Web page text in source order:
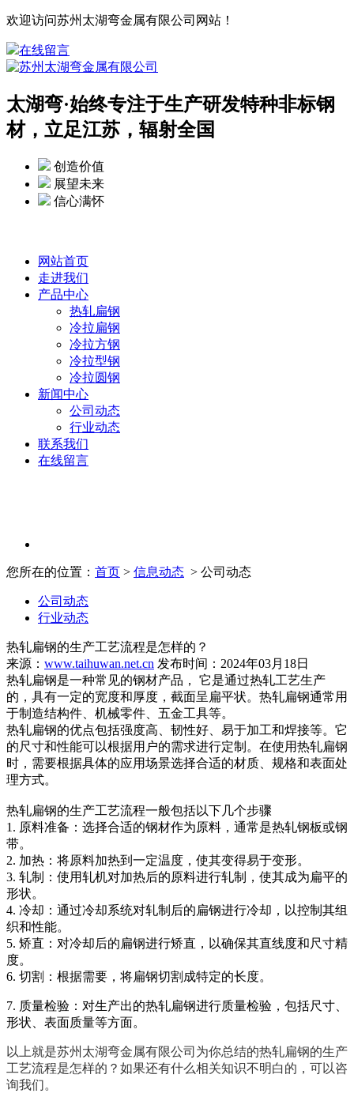
欢迎访问苏州太湖弯金属有限公司网站！
在线留言
太湖弯·始终专注于生产研发特种非标钢
材，立足江苏，辐射全国
创造价值
展望未来
信心满怀
网站首页
走进我们
产品中心
热轧扁钢
冷拉扁钢
冷拉方钢
冷拉型钢
冷拉圆钢
新闻中心
公司动态
行业动态
联系我们
在线留言
您所在的位置： 首页 > 信息动态 > 公司动态
公司动态
行业动态
热轧扁钢的生产工艺流程是怎样的？
来源： www.taihuwan.net.cn 发布时间：2024年03月18日
热轧扁钢是一种常见的钢材产品， 它是通过热轧工艺生产
的，具有一定的宽度和厚度，截面呈扁平状。热轧扁钢通常用
于制造结构件、机械零件、五金工具等。
热轧扁钢的优点包括强度高、韧性好、易于加工和焊接等。它
的尺寸和性能可以根据用户的需求进行定制。在使用热轧扁钢
时，需要根据具体的应用场景选择合适的材质、规格和表面处
理方式。
热轧扁钢的生产工艺流程一般包括以下几个步骤
1. 原料准备：选择合适的钢材作为原料，通常是热轧钢板或钢
带。
2. 加热：将原料加热到一定温度，使其变得易于变形。
3. 轧制：使用轧机对加热后的原料进行轧制，使其成为扁平的
形状。
4. 冷却：通过冷却系统对轧制后的扁钢进行冷却，以控制其组
织和性能。
5. 矫直：对冷却后的扁钢进行矫直，以确保其直线度和尺寸精
度。
6. 切割：根据需要，将扁钢切割成特定的长度。
7. 质量检验：对生产出的热轧扁钢进行质量检验，包括尺寸、
形状、表面质量等方面。
以上就是苏州太湖弯金属有限公司为你总结的热轧扁钢的生产
工艺流程是怎样的？如果还有什么相关知识不明白的，可以咨
询我们。